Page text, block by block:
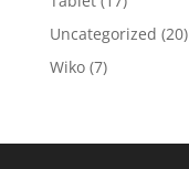
Uncategorized (20)
Wiko (7)